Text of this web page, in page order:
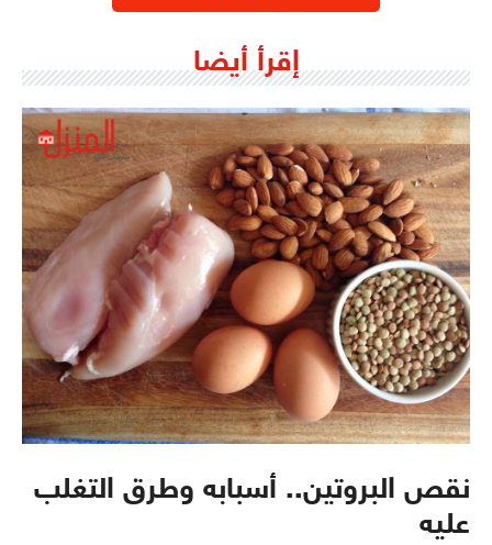
إقرأ أيضا
نقص البروتين.. أسبابه وطرق التغلب
عليه